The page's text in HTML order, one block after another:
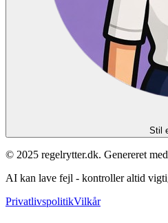
Stil
© 2025 regelrytter.dk. Genereret
AI kan lave fejl - kontroller altid
PrivatlivspolitikVilkår